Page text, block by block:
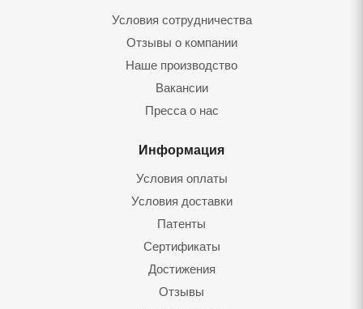
Условия сотрудничества
Отзывы о компании
Наше производство
Вакансии
Пресса о нас
Информация
Условия оплаты
Условия доставки
Патенты
Сертификаты
Достижения
Отзывы